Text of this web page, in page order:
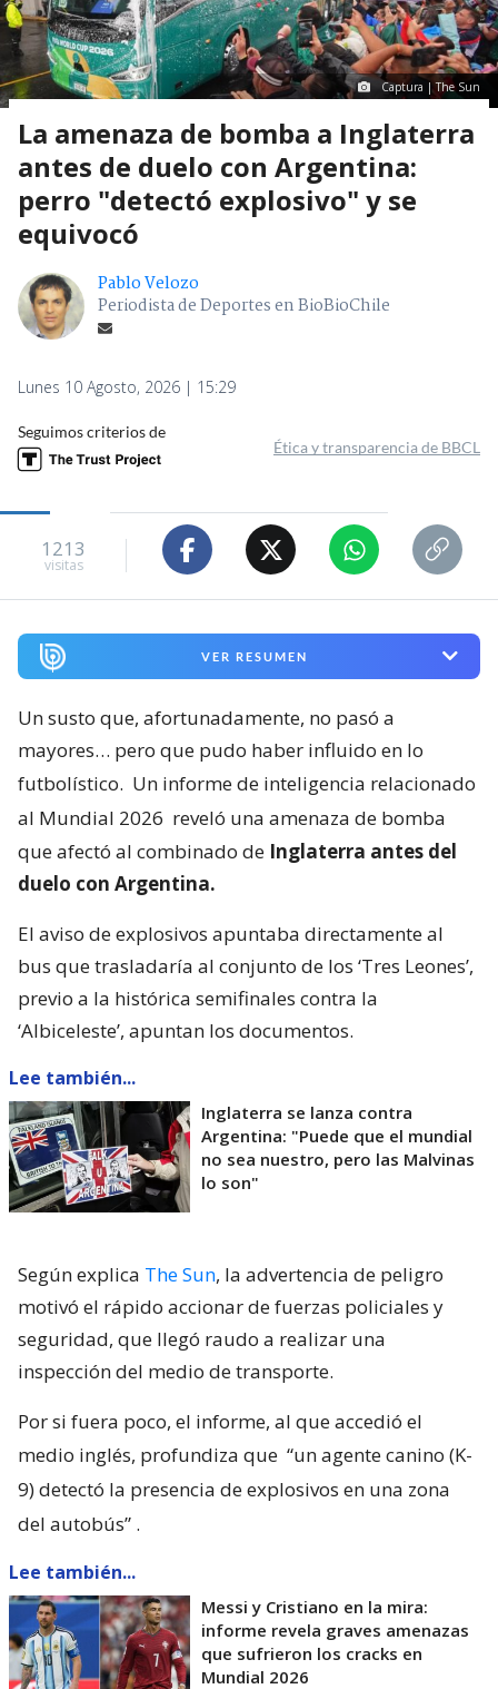
Captura | The Sun
La amenaza de bomba a Inglaterra
antes de duelo con Argentina:
perro "detectó explosivo" y se
equivocó
Pablo Velozo
Periodista de Deportes en BioBioChile
Lunes 10 Agosto, 2026 | 15:29
Seguimos criterios de
Ética y transparencia de BBCL
1213
visitas
VER RESUMEN
Un susto que, afortunadamente, no pasó a
mayores… pero que pudo haber influido en lo
futbolístico. Un informe de inteligencia relacionado
al Mundial 2026 reveló una amenaza de bomba
que afectó al combinado de Inglaterra antes del
duelo con Argentina.
El aviso de explosivos apuntaba directamente al
bus que trasladaría al conjunto de los ‘Tres Leones’,
previo a la histórica semifinales contra la
‘Albiceleste’, apuntan los documentos.
Lee también...
Inglaterra se lanza contra
Argentina: "Puede que el mundial
no sea nuestro, pero las Malvinas
lo son"
Según explica The Sun, la advertencia de peligro
motivó el rápido accionar de fuerzas policiales y
seguridad, que llegó raudo a realizar una
inspección del medio de transporte.
Por si fuera poco, el informe, al que accedió el
medio inglés, profundiza que “un agente canino (K-
9) detectó la presencia de explosivos en una zona
del autobús” .
Lee también...
Messi y Cristiano en la mira:
informe revela graves amenazas
que sufrieron los cracks en
Mundial 2026